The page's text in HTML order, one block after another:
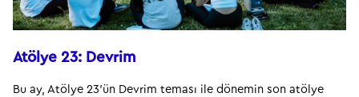
Atölye 23: Devrim
Bu ay, Atölye 23'ün Devrim teması ile dönemin son atölye